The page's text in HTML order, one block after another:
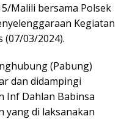
Malili bersama Polsek
Kegiatan
03/2024).
(Pabung)
dan didampingi
Inf Dahlan Babinsa
yang di laksanakan